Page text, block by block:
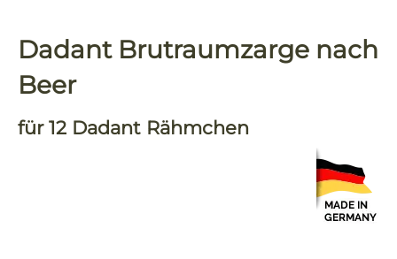
Dadant Brutraumzarge nach
Beer
für 12 Dadant Rähmchen